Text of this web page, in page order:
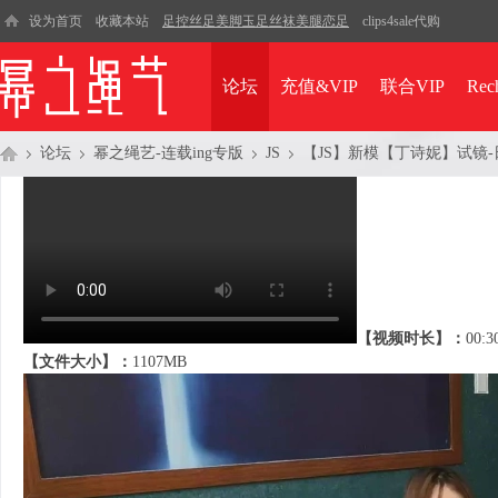
设为首页 收藏本站 足控丝足美脚玉足丝袜美腿恋足 clips4sale代购
论坛 充值&VIP 联合VIP
论坛 幂之绳艺-连载ing专版 JS 【JS】新模【丁诗妮】试镜
【视频时长】：
【文件大小】： 1107MB